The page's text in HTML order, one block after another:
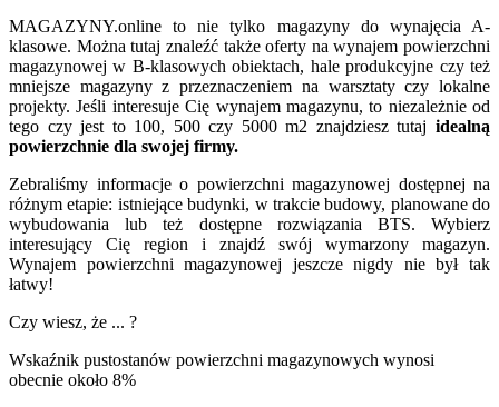
MAGAZYNY.online to nie tylko magazyny do wynajęcia A-
klasowe. Można tutaj znaleźć także oferty na wynajem powierzchni
magazynowej w B-klasowych obiektach, hale produkcyjne czy też
mniejsze magazyny z przeznaczeniem na warsztaty czy lokalne
projekty. Jeśli interesuje Cię wynajem magazynu, to niezależnie od
tego czy jest to 100, 500 czy 5000 m2 znajdziesz tutaj idealną
powierzchnie dla swojej firmy.
Zebraliśmy informacje o powierzchni magazynowej dostępnej na
różnym etapie: istniejące budynki, w trakcie budowy, planowane do
wybudowania lub też dostępne rozwiązania BTS. Wybierz
interesujący Cię region i znajdź swój wymarzony magazyn.
Wynajem powierzchni magazynowej jeszcze nigdy nie był tak
łatwy!
Czy wiesz, że ... ?
Wskaźnik pustostanów powierzchni magazynowych wynosi
obecnie około 8%